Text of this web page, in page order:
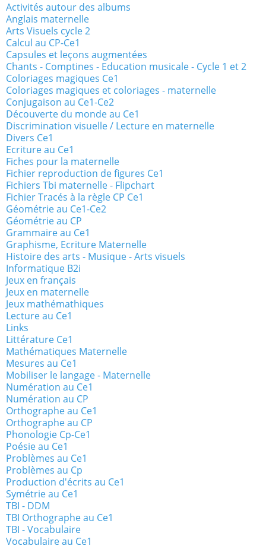
Activités autour des albums
Anglais maternelle
Arts Visuels cycle 2
Calcul au CP-Ce1
Capsules et leçons augmentées
Chants - Comptines - Education musicale - Cycle 1 et 2
Coloriages magiques Ce1
Coloriages magiques et coloriages - maternelle
Conjugaison au Ce1-Ce2
Découverte du monde au Ce1
Discrimination visuelle / Lecture en maternelle
Divers Ce1
Ecriture au Ce1
Fiches pour la maternelle
Fichier reproduction de figures Ce1
Fichiers Tbi maternelle - Flipchart
Fichier Tracés à la règle CP Ce1
Géométrie au Ce1-Ce2
Géométrie au CP
Grammaire au Ce1
Graphisme, Ecriture Maternelle
Histoire des arts - Musique - Arts visuels
Informatique B2i
Jeux en français
Jeux en maternelle
Jeux mathémathiques
Lecture au Ce1
Links
Littérature Ce1
Mathématiques Maternelle
Mesures au Ce1
Mobiliser le langage - Maternelle
Numération au Ce1
Numération au CP
Orthographe au Ce1
Orthographe au CP
Phonologie Cp-Ce1
Poésie au Ce1
Problèmes au Ce1
Problèmes au Cp
Production d'écrits au Ce1
Symétrie au Ce1
TBI - DDM
TBI Orthographe au Ce1
TBI - Vocabulaire
Vocabulaire au Ce1